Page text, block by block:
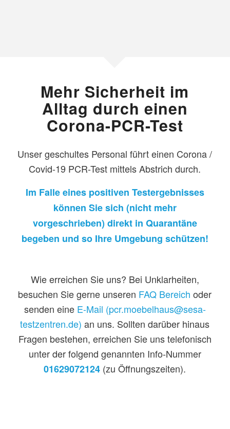
Mehr Sicherheit im
Alltag durch einen
Corona-PCR-Test
Unser geschultes Personal führt einen Corona /
Covid-19 PCR-Test mittels Abstrich durch.
Im Falle eines positiven Testergebnisses
können Sie sich (nicht mehr
vorgeschrieben) direkt in Quarantäne
begeben und so Ihre Umgebung schützen!
Wie erreichen Sie uns? Bei Unklarheiten,
besuchen Sie gerne unseren FAQ Bereich oder
senden eine E-Mail (pcr.moebelhaus@sesa-
testzentren.de) an uns. Sollten darüber hinaus
Fragen bestehen, erreichen Sie uns telefonisch
unter der folgend genannten Info-Nummer
01629072124 (zu Öffnungszeiten).